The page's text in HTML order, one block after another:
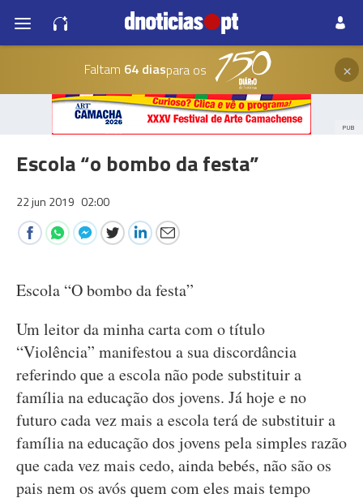
Faltam 64 diaspara os ×
PUB
Escola “o bombo da festa”
22 jun 2019 02:00
Escola “O bombo da festa”
Um leitor da minha carta com o título
“Violência” manifestou a sua discordância
referindo que a escola não pode substituir a
família na educação dos jovens. Já hoje e no
futuro cada vez mais a escola terá de substituir a
família na educação dos jovens pela simples razão
que cada vez mais cedo, ainda bebés, não são os
pais nem os avós quem com eles mais tempo